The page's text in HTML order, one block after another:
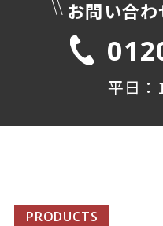
お問い合
平日：
PRODUCTS